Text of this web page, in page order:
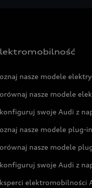
nasze modele
nasze modele
swoje Audi z
nasze modele plug-
nasze modele
swoje Audi z
elektromobilności